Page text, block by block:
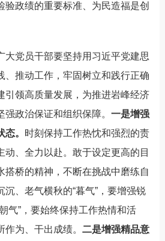
验政绩的重要标准、 为民造福是创
大党员干部要坚持用习近平党建思
、推动工作，牢固树立和践行正确
引领高质量发展，为推进岩峰经济
强政治保证和组织保障。 一是增强
。 时刻保持工作热忱和强烈的责
动、全力以赴。敢于设定更高的目
搭桥的精神，不断在挑战中 磨练自
沉、老气横秋的“暮气”，要增强锐
气”，要始终保持工作热情和活
为、干出成绩。 二是增强精品意